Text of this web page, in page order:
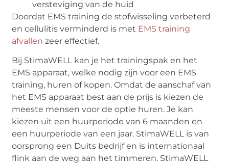
versteviging van de huid
Doordat EMS training de stofwisseling verbeterd
en cellulitis verminderd is met EMS training
afvallen zeer effectief.
Bij StimaWELL kan je het trainingspak en het
EMS apparaat, welke nodig zijn voor een EMS
training, huren of kopen. Omdat de aanschaf van
het EMS apparaat best aan de prijs is kiezen de
meeste mensen voor de optie huren. Je kan
kiezen uit een huurperiode van 6 maanden en
een huurperiode van een jaar. StimaWELL is van
oorsprong een Duits bedrijf en is internationaal
flink aan de weg aan het timmeren. StimaWELL